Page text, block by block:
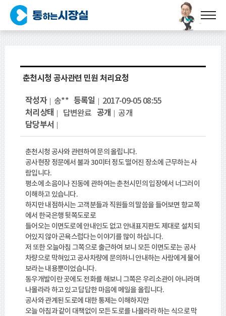
춘천시청 공사관련 민원 처리요청
작성자 송** 등록일 2017-09-05 08:55
처리상태 답변완료 공개 공개
담당부서
춘천시청 공사와 관련하여 문의 올립니다.
공사현장 정문에서 불과 30미터 정도 떨어진 장소에 근무하는 사
람입니다.
평소에 소음이나 진동에 관하여는 춘천시민의 입장에서 너그러이
이해하고 있습니다.
하지만 내점하시는 고객분들과 직원들의 말씀을 들어보면 향교쪽
에서 한국은행 뒷쪽도로로
들어오는 이면도로에 안내인도 없고 안내표지판도 제대로 설치되
어있지 않아 곤욕스럽다는 이야기를 많이 하십니다.
저 또한 오늘아침 그쪽으로 출근하여 보니 모든 이면도로는 공사
차량으로 막혀있고 공사차량에 문의하니 안내하는 사람에게 물어
보라는 내용뿐이었습니다.
동우개발이란 곳에도 전화를 해보니 그쪽은 우리소관이 아니라며
나몰라라 하고 있고 답답한 마음에 메일을 올립니다.
공사와 관계된 도로에 대한 통제는 이해하지만
오늘 아침과 같이 대책없이 모든 도로를 나몰라라 하는 식으로 막